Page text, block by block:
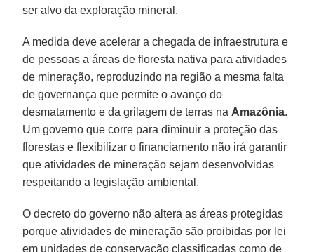
ser alvo da exploração mineral.
A medida deve acelerar a chegada de infraestrutura e
de pessoas a áreas de floresta nativa para atividades
de mineração, reproduzindo na região a mesma falta
de governança que permite o avanço do
desmatamento e da grilagem de terras na Amazônia.
Um governo que corre para diminuir a proteção das
florestas e flexibilizar o financiamento não irá garantir
que atividades de mineração sejam desenvolvidas
respeitando a legislação ambiental.
O decreto do governo não altera as áreas protegidas
porque atividades de mineração são proibidas por lei
em unidades de conservação classificadas como de